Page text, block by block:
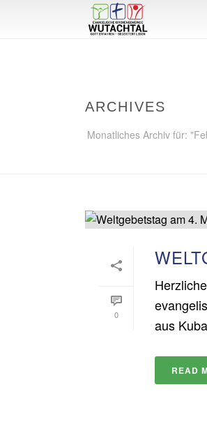
ARCHIVES
Monatliches Archiv für:
0
aus
READ